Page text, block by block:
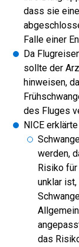
dass sie
Falle einer
Da
sollte der
hinweisen,
des Fluges
NICE
werden,
Risiko
unklar
das